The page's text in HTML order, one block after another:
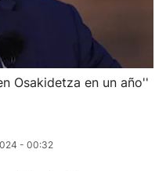
Osakidetza en un año''
- 00:32